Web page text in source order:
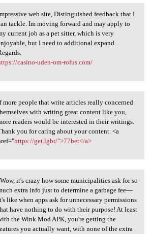
web site,
web site, Distinguished feedback that I
tackle. Im moving forward and may apply to
current job as a pet sitter, which is very
but I need to additional expand.
casino-uden-om-rofus.com/
people that write
more people that write articles really concerned
with writing great content like you,
readers would be interested in their writings.
you for caring about your content. <a
https://get.lgbt/">77bet</a>
it's crazy how some
it's crazy how some municipalities ask for so
extra info just to determine a garbage fee—
like when apps ask for unnecessary permissions
have nothing to do with their purpose! At least
the Wink Mod APK, you're getting the
you actually want, with none of the extra